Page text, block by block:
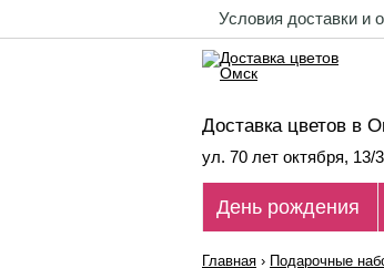
Условия доставки и
Доставка цветов в
ул. 70 лет октября, 13/3
День рождения
Главная › Подарочные